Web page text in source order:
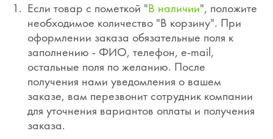
Если товар с пометкой "В наличии", положите
необходимое количество "В корзину". При
оформлении заказа обязательные поля к
заполнению - ФИО, телефон, e-mail,
остальные поля по желанию. После
получения нами уведомления о вашем
заказе, вам перезвонит сотрудник компании
для уточнения вариантов оплаты и получения
заказа.